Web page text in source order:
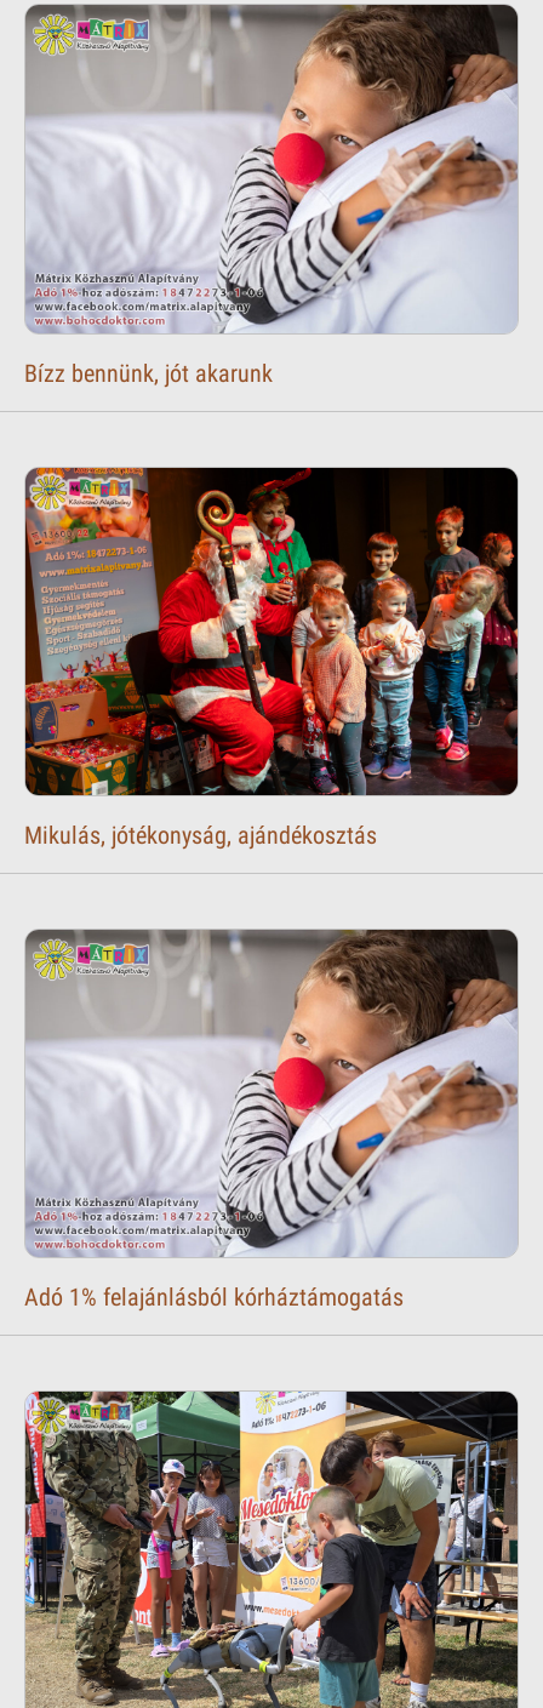
Bízz bennünk, jót akarunk
Mikulás, jótékonyság, ajándékosztás
Adó 1% felajánlásból kórháztámogatás